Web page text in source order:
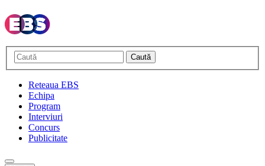
Caută
Reteaua EBS
Echipa
Program
Interviuri
Concurs
Publicitate